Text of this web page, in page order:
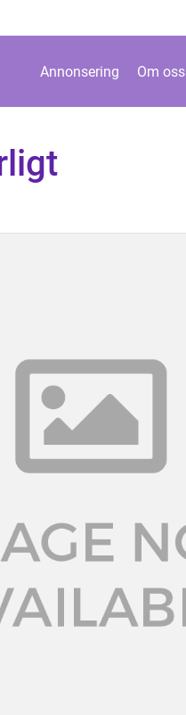
Annonsering Om oss